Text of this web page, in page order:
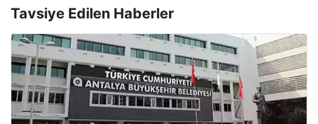
Tavsiye Edilen Haberler